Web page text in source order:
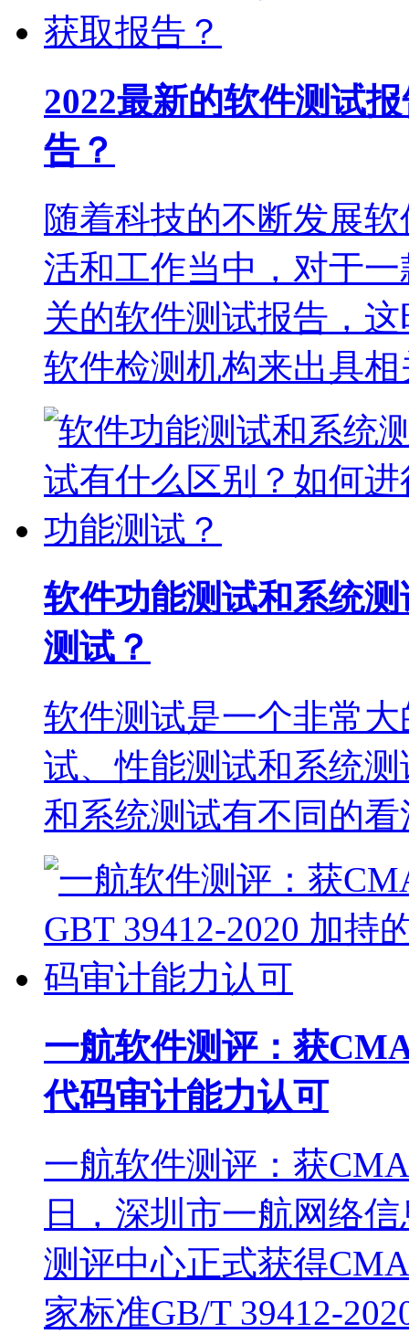
2022最新的软件测试
告？
随着科技的不断发展
活和工作当中，对于
关的软件测试报告，
软件检测机构来出具
软件功能测试和系统
测试？
软件测试是一个非常
试、性能测试和系统
和系统测试有不同的看
一航软件测评：获
代码审计能力认可
一航软件测评：获
日，深圳市一航网络
测评中心正式获得
家标准GB/T 39412-